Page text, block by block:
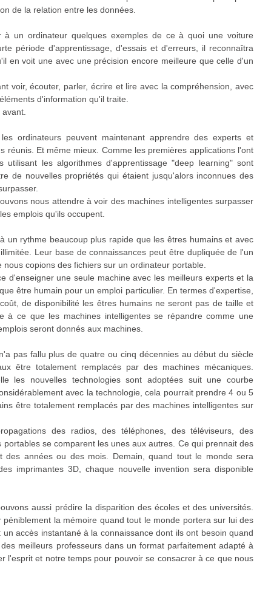
de la relation entre les données.
à un ordinateur quelques exemples de ce à quoi une voiture
période d'apprentissage, d'essais et d'erreurs, il reconnaîtra
en voit une avec une précision encore meilleure que celle d'un
voir, écouter, parler, écrire et lire avec la compréhension, avec
d'information qu'il traite.
ordinateurs peuvent maintenant apprendre des experts et
réunis. Et même mieux. Comme les premières applications l'ont
utilisant les algorithmes d'apprentissage "deep learning" sont
de nouvelles propriétés qui étaient jusqu'alors inconnues des
nous attendre à voir des machines intelligentes surpasser
emplois qu'ils occupent.
un rythme beaucoup plus rapide que les êtres humains et avec
Leur base de connaissances peut être dupliquée de l'un
copions des fichiers sur un ordinateur portable.
d'enseigner une seule machine avec les meilleurs experts et la
être humain pour un emploi particulier. En termes d'expertise,
de disponibilité les êtres humains ne seront pas de taille et
à ce que les machines intelligentes se répandre comme une
seront donnés aux machines.
pas fallu plus de quatre ou cinq décennies au début du siècle
être totalement remplacés par des machines mécaniques.
les nouvelles technologies sont adoptées suit une courbe
avec la technologie, cela pourrait prendre 4 ou 5
être totalement remplacés par des machines intelligentes sur
des radios, des téléphones, des téléviseurs, des
se comparent les unes aux autres. Ce qui prennait des
des années ou des mois. Demain, quand tout le monde sera
imprimantes 3D, chaque nouvelle invention sera disponible
aussi prédire la disparition des écoles et des universités.
péniblement la mémoire quand tout le monde portera sur lui des
accès instantané à la connaissance dont ils ont besoin quand
meilleurs professeurs dans un format parfaitement adapté à
l'esprit et notre temps pour pouvoir se consacrer à ce que nous